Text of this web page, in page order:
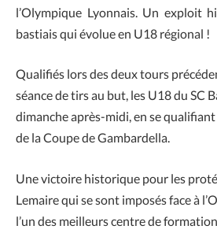
l’Olympique Lyonnais. Un exploit
bastiais qui évolue en U18 régional !
Qualifiés lors des deux tours
séance de tirs au but, les U18 du SC
dimanche après-midi, en se
de la Coupe de Gambardella.
Une victoire historique pour les
Lemaire qui se sont imposés face à
l’un des meilleurs centre de